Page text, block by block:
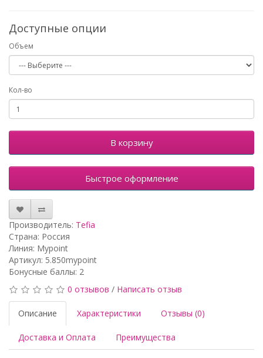
Доступные опции
Объем
Кол-во
В корзину
Быстрое оформление
Производитель: Tefia
Страна: Россия
Линия: Mypoint
Артикул: 5.850mypoint
Бонусные баллы: 2
0 отзывов / Написать отзыв
Описание Характеристики Отзывы (0)
Доставка и Оплата Преимущества